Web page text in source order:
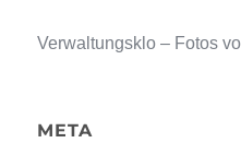
Verwaltungsklo – Fotos
META